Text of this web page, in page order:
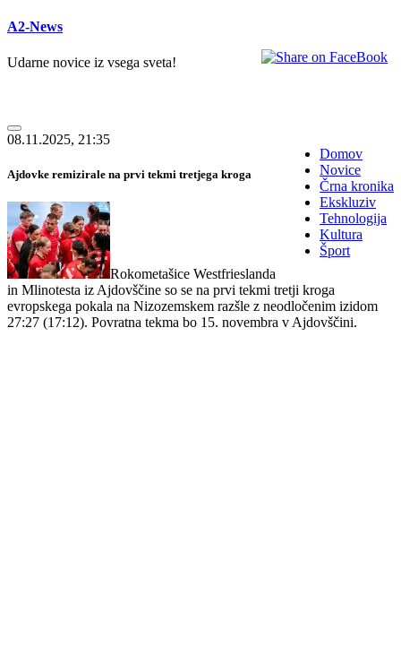
A2-News
Udarne novice iz vsega sveta!
Domov
Novice
Črna kronika
Ekskluziv
Tehnologija
Kultura
Šport
08.11.2025, 21:35
Ajdovke remizirale na prvi tekmi tretjega kroga
Rokometašice Westfrieslanda
in Mlinotesta iz Ajdovščine so se na prvi tekmi tretji kroga
evropskega pokala na Nizozemskem razšle z neodločenim izidom
27:27 (17:12). Povratna tekma bo 15. novembra v Ajdovščini.